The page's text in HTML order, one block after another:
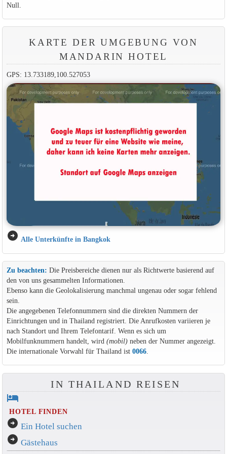
Null.
KARTE DER UMGEBUNG VON
MANDARIN HOTEL
GPS: 13.733189,100.527053
arrow_circle_right Alle Unterkünfte in Bangkok
Zu beachten: Die Preisbereiche dienen nur als Richtwerte basierend auf
den von uns gesammelten Informationen.
Ebenso kann die Geolokalisierung manchmal ungenau oder sogar fehlend
sein.
Die angegebenen Telefonnummern sind die direkten Nummern der
Einrichtungen und in Thailand registriert. Die Anrufkosten variieren je
nach Standort und Ihrem Telefontarif. Wenn es sich um
Mobilfunknummern handelt, wird (mobil)neben der Nummer angezeigt.
Die internationale Vorwahl für Thailand ist 0066.
IN THAILAND REISEN
hotel
HOTEL FINDEN
arrow_circle_right Ein Hotel suchen
arrow_circle_right Gästehaus